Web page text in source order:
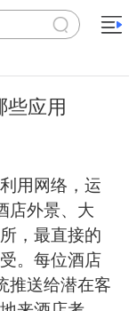
些应用
用网络，运
店外景、大
，最直接的
。每位酒店
推送给潜在客